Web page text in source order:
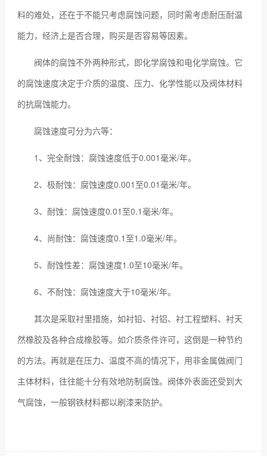
料的难处，还在于不能只考虑腐蚀问题，同时需考虑耐压耐温
能力，经济上是否合理，购买是否容易等因素。
阀体的腐蚀不外两种形式，即化学腐蚀和电化学腐蚀。它
的腐蚀速度决定于介质的温度、压力、化学性能以及阀体材料
的抗腐蚀能力。
腐蚀速度可分为六等：
1、完全耐蚀：腐蚀速度低于0.001毫米/年。
2、极耐蚀：腐蚀速度0.001至0.01毫米/年。
3、耐蚀：腐蚀速度0.01至0.1毫米/年。
4、尚耐蚀：腐蚀速度0.1至1.0毫米/年。
5、耐蚀性差：腐蚀速度1.0至10毫米/年。
6、不耐蚀：腐蚀速度大于10毫米/年。
其次是采取衬里措施，如衬铅、衬铝、衬工程塑料、衬天
然橡胶及各种合成橡胶等。如介质条件许可，这倒是一种节约
的方法。再就是在压力、温度不高的情况下，用非金属做阀门
主体材料，往往能十分有效地防制腐蚀。阀体外表面还受到大
气腐蚀，一般钢铁材料都以刷漆来防护。